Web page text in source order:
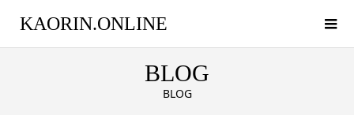
KAORIN.ONLINE
BLOG
BLOG